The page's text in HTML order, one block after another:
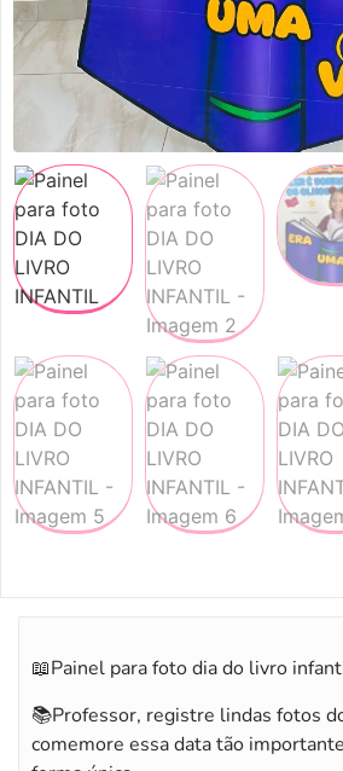
📖Painel para foto dia do livro
📚Professor, registre lindas fotos
comemore essa data tão